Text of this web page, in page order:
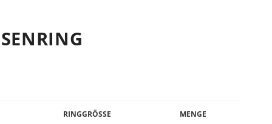
RINGGRÖSSE MENGE